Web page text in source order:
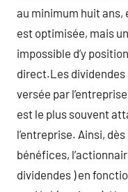
au minimum huit ans,
est optimisée, mais
impossible d’y
direct.Les
versée par
est le plus souvent
l’entreprise. Ainsi,
bénéfices,
dividendes ) en